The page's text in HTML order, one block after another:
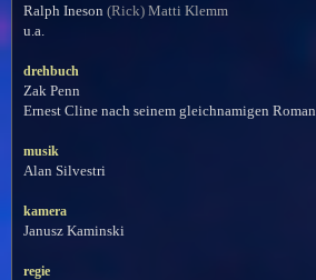
Ralph Ineson (Rick) Matti Klemm
u.a.
drehbuch
Zak Penn
Ernest Cline nach seinem gleichnamigen Roman
musik
Alan Silvestri
kamera
Janusz Kaminski
regie